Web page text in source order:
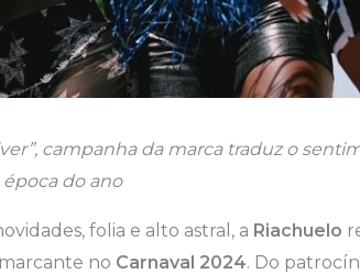
campanha da marca traduz o
do ano
folia e alto astral, a Riachuelo
no Carnaval 2024. Do